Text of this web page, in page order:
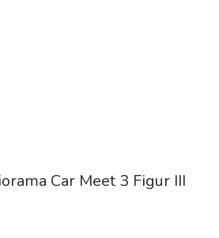
Car Meet 3 Figur III